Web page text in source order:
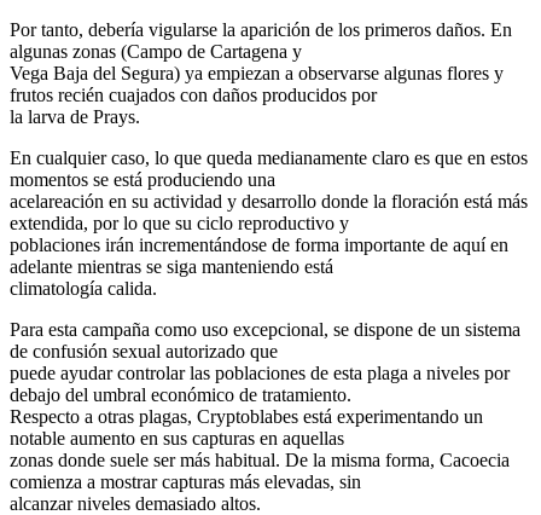
Por tanto, debería vigularse la aparición de los primeros daños. En
algunas zonas (Campo de Cartagena y
Vega Baja del Segura) ya empiezan a observarse algunas flores y
frutos recién cuajados con daños producidos por
la larva de Prays.
En cualquier caso, lo que queda medianamente claro es que en estos
momentos se está produciendo una
acelareación en su actividad y desarrollo donde la floración está más
extendida, por lo que su ciclo reproductivo y
poblaciones irán incrementándose de forma importante de aquí en
adelante mientras se siga manteniendo está
climatología calida.
Para esta campaña como uso excepcional, se dispone de un sistema
de confusión sexual autorizado que
puede ayudar controlar las poblaciones de esta plaga a niveles por
debajo del umbral económico de tratamiento.
Respecto a otras plagas, Cryptoblabes está experimentando un
notable aumento en sus capturas en aquellas
zonas donde suele ser más habitual. De la misma forma, Cacoecia
comienza a mostrar capturas más elevadas, sin
alcanzar niveles demasiado altos.